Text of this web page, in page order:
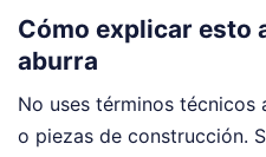
Cómo explicar esto
aburra
No uses términos técnicos
o piezas de construcción.